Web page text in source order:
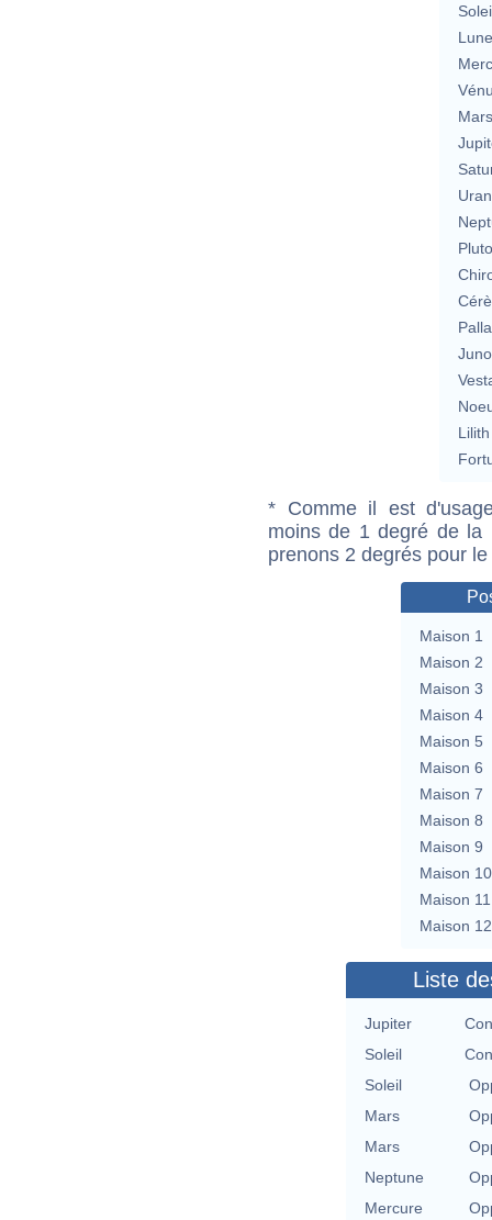
Lune
Mars
Lilith
* Comme il est
moins de 1 degré de la
prenons 2 degrés pour
Maison 1
Maison 2
Maison 3
Maison 4
Maison 5
Maison 6
Maison 7
Maison 8
Maison 9
Maison 10
Maison 11
Maison 12
Liste
Jupiter
Soleil
Soleil
Mars
Mars
Neptune
Mercure